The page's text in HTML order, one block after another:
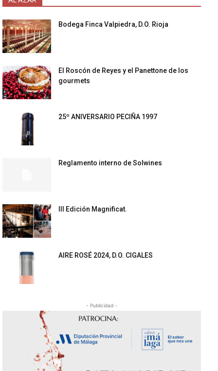
Bodega Finca Valpiedra, D.O. Rioja
El Roscón de Reyes y el Panettone de los
gourmets
25º ANIVERSARIO PECIÑA 1997
Reglamento interno de Solwines
III Edición Magnificat.
AIRE ROSÉ 2024, D.O. CIGALES
- Publicidad -